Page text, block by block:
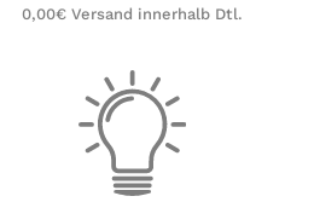
0,00€ Versand innerhalb Dtl.